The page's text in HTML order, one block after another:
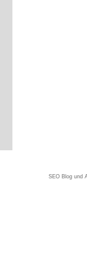
SEO Blog und